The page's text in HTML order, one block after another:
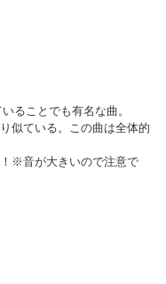
ることでも有名な曲。
似ている。この曲は全体的
※音が大きいので注意で